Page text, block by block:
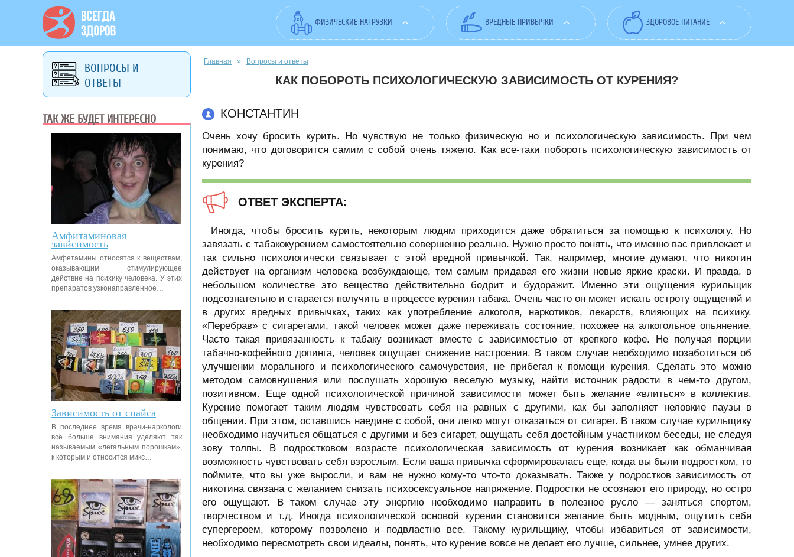
ФИЗИЧЕСКИЕ НАГРУЗКИ ВРЕДНЫЕ ПРИВЫЧКИ ЗДОРОВОЕ ПИТАНИЕ
Вы здесь
Главная » Вопросы и ответы
КАК ПОБОРОТЬ ПСИХОЛОГИЧЕСКУЮ ЗАВИСИМОСТЬ ОТ КУРЕНИЯ?
КОНСТАНТИН
Очень хочу бросить курить. Но чувствую не только физическую но и психологическую зависимость. При чем
понимаю, что договорится самим с собой очень тяжело. Как все-таки побороть психологическую зависимость от
курения?
ОТВЕТ ЭКСПЕРТА:
Иногда, чтобы бросить курить, некоторым людям приходится даже обратиться за помощью к психологу. Но
завязать с табакокурением самостоятельно совершенно реально. Нужно просто понять, что именно вас привлекает и
так сильно психологически связывает с этой вредной привычкой. Так, например, многие думают, что никотин
действует на организм человека возбуждающе, тем самым придавая его жизни новые яркие краски. И правда, в
небольшом количестве это вещество действительно бодрит и будоражит. Именно эти ощущения курильщик
подсознательно и старается получить в процессе курения табака. Очень часто он может искать остроту ощущений и
в других вредных привычках, таких как употребление алкоголя, наркотиков, лекарств, влияющих на психику.
«Перебрав» с сигаретами, такой человек может даже переживать состояние, похожее на алкогольное опьянение.
Часто такая привязанность к табаку возникает вместе с зависимостью от крепкого кофе. Не получая порции
табачно-кофейного допинга, человек ощущает снижение настроения. В таком случае необходимо позаботиться об
улучшении морального и психологического самочувствия, не прибегая к помощи курения. Сделать это можно
методом самовнушения или послушать хорошую веселую музыку, найти источник радости в чем-то другом,
позитивном. Еще одной психологической причиной зависимости может быть желание «влиться» в коллектив.
Курение помогает таким людям чувствовать себя на равных с другими, как бы заполняет неловкие паузы в
общении. При этом, оставшись наедине с собой, они легко могут отказаться от сигарет. В таком случае курильщику
необходимо научиться общаться с другими и без сигарет, ощущать себя достойным участником беседы, не следуя
зову толпы. В подростковом возрасте психологическая зависимость от курения возникает как обманчивая
возможность чувствовать себя взрослым. Если ваша привычка сформировалась еще, когда вы были подростком, то
поймите, что вы уже выросли, и вам не нужно кому-то что-то доказывать. Также у подростков зависимость от
никотина связана с желанием снизать психосексуальное напряжение. Подростки не осознают его природу, но остро
его ощущают. В таком случае эту энергию необходимо направить в полезное русло — заняться спортом,
творчеством и т.д. Иногда психологической основой курения становится желание быть модным, ощутить себя
супергероем, которому позволено и подвластно все. Такому курильщику, чтобы избавиться от зависимости,
необходимо пересмотреть свои идеалы, понять, что курение вовсе не делает его лучше, сильнее, умнее других.
ВОПРОСЫ И
ОТВЕТЫ
ТАК ЖЕ БУДЕТ ИНТЕРЕСНО
Амфитаминовая
зависимость
Амфетамины относятся к веществам,
оказывающим стимулирующее
действие на психику человека. У этих
препаратов узконаправленное…
Зависимость от спайса
В последнее время врачи-наркологи
всё больше внимания уделяют так
называемым «легальным порошкам»,
к которым и относится микс…